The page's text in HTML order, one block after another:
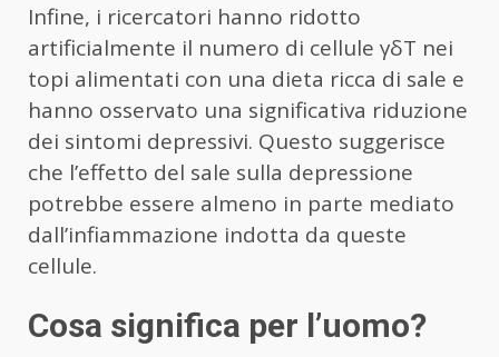
Infine, i ricercatori hanno ridotto
artificialmente il numero di cellule γδT nei
topi alimentati con una dieta ricca di sale e
hanno osservato una significativa riduzione
dei sintomi depressivi. Questo suggerisce
che l’effetto del sale sulla depressione
potrebbe essere almeno in parte mediato
dall’infiammazione indotta da queste
cellule.
Cosa significa per l’uomo?